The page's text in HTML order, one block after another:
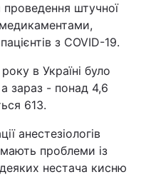
штучної
з COVID-19.
в Україні було
зараз - понад 4,6
613.
анестезіологів
проблеми із
нестача кисню